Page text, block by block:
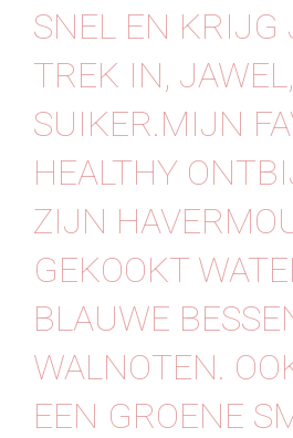
SNEL EN KRIJG
TREK IN, JAWEL,
SUIKER.MIJN
HEALTHY
ZIJN
GEKOOKT
BLAUWE
WALNOTEN.
EEN GROENE